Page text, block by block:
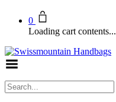
0
Loading cart contents...